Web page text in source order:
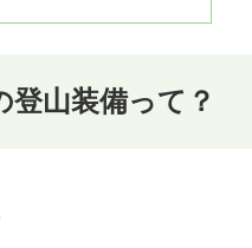
山装備って？